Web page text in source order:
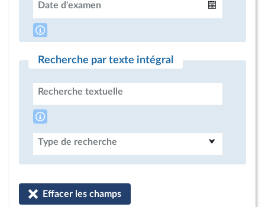
Date d'examen
Recherche par texte intégral
Recherche textuelle
Type de recherche
Effacer les champs